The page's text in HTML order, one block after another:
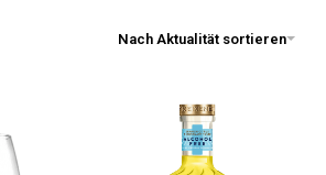
Nach Aktualität sortieren